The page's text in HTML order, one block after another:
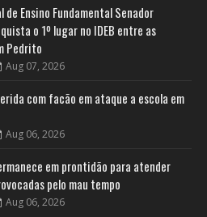
de Ensino Fundamental Senador
o 1º lugar no IDEB entre as
Pedrito
Aug 07, 2026
com facão em ataque a escola em
Aug 06, 2026
em prontidão para atender
pelo mau tempo
Aug 06, 2026